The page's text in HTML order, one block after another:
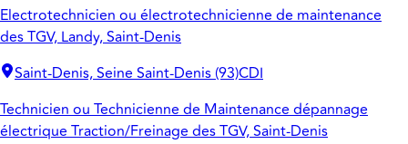
Electrotechnicien ou électrotechnicienne de maintenance
des TGV, Landy, Saint-Denis
Saint-Denis, Seine Saint-Denis (93)CDI
Technicien ou Technicienne de Maintenance dépannage
électrique Traction/Freinage des TGV, Saint-Denis